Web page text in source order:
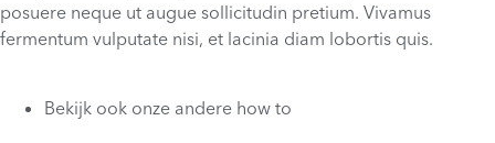
posuere neque ut augue sollicitudin pretium. Vivamus
fermentum vulputate nisi, et lacinia diam lobortis quis.
Bekijk ook onze andere how to